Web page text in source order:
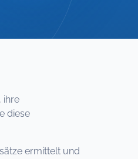
ihre
diese
ermittelt und